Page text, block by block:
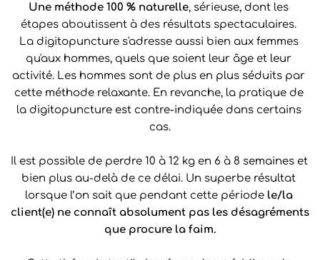
Une méthode 100 % naturelle, sérieuse, dont les
étapes aboutissent à des résultats spectaculaires.
La digitopuncture s'adresse aussi bien aux femmes
qu'aux hommes, quels que soient leur âge et leur
activité. Les hommes sont de plus en plus séduits par
cette méthode relaxante. En revanche, la pratique de
la digitopuncture est contre-indiquée dans certains
cas.
Il est possible de perdre 10 à 12 kg en 6 à 8 semaines et
bien plus au-delà de ce délai. Un superbe résultat
lorsque l’on sait que pendant cette période le/la
client(e) ne connaît absolument pas les désagréments
que procure la faim.